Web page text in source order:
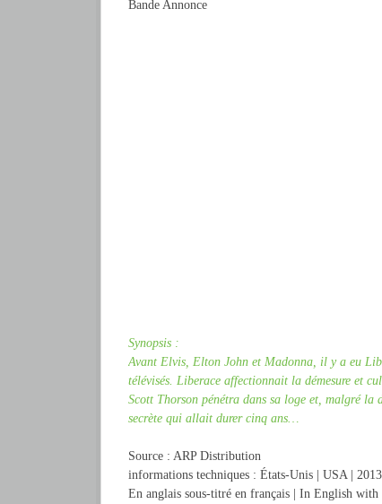
Bande Annonce
Synopsis :
Avant Elvis, Elton John et Madonna, il y a eu
télévisés. Liberace affectionnait la démesure et
Scott Thorson pénétra dans sa loge et, malgré la
secrète qui allait durer cinq ans…
Source : ARP Distribution
informations techniques : États-Unis | USA |
En anglais sous-titré en français | In English with